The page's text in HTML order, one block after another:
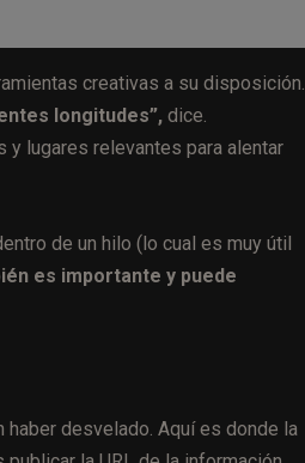
creativas a su disposición.
longitudes”, dice.
y lugares relevantes para alentar
de un hilo (lo cual es muy útil
es importante y puede
haber desvelado. Aquí es donde la